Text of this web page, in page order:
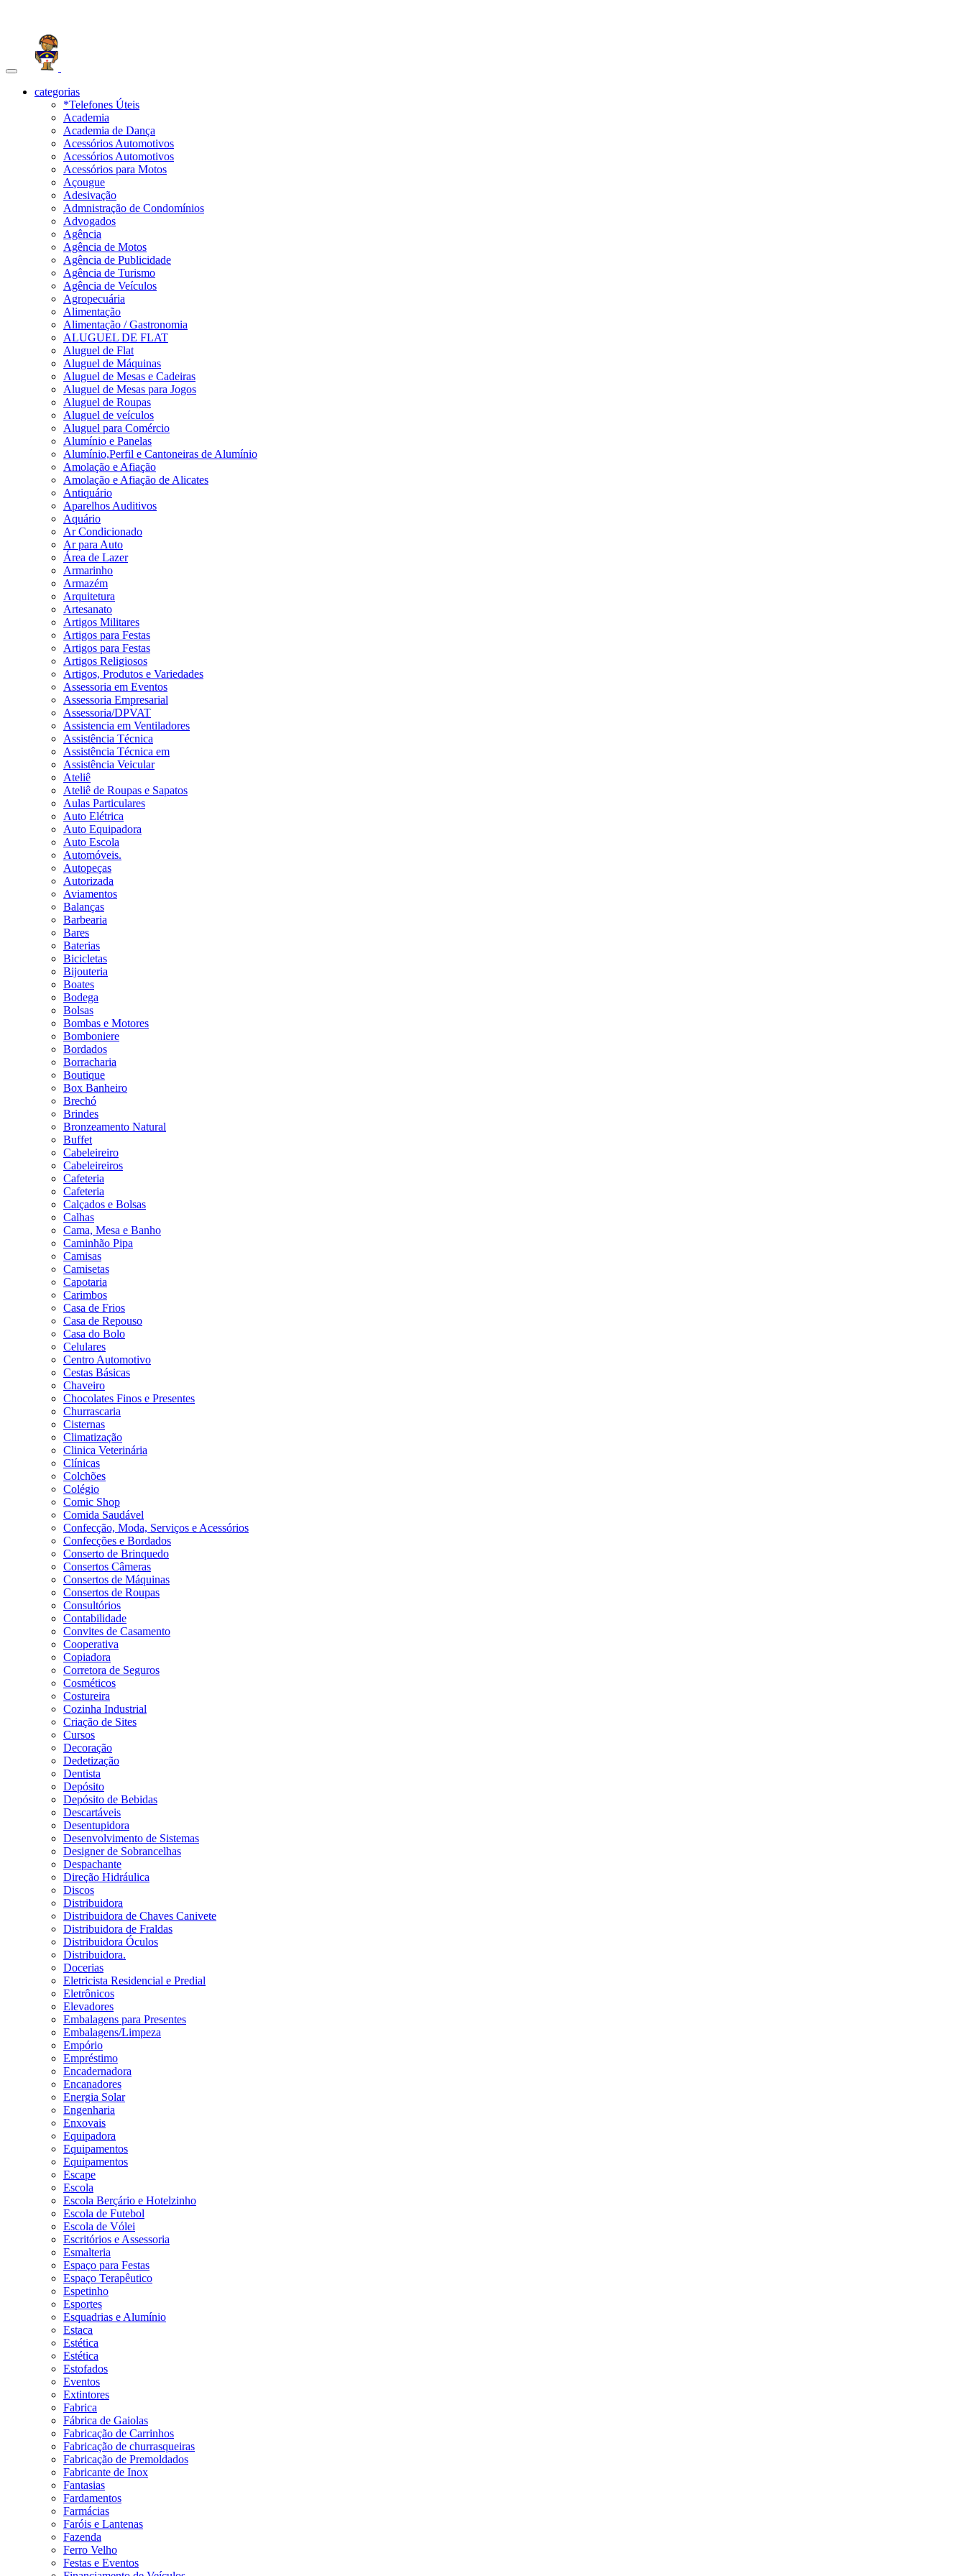
Toggle
navigationcategorias
*Telefones Úteis
Academia
Academia de Dança
Acessórios Automotivos
Acessórios Automotivos
Acessórios para Motos
Açougue
Adesivação
Admnistração de Condomínios
Advogados
Agência
Agência de Motos
Agência de Publicidade
Agência de Turismo
Agência de Veículos
Agropecuária
Alimentação
Alimentação / Gastronomia
ALUGUEL DE FLAT
Aluguel de Flat
Aluguel de Máquinas
Aluguel de Mesas e Cadeiras
Aluguel de Mesas para Jogos
Aluguel de Roupas
Aluguel de veículos
Aluguel para Comércio
Alumínio e Panelas
Alumínio,Perfil e Cantoneiras de Alumínio
Amolação e Afiação
Amolação e Afiação de Alicates
Antiquário
Aparelhos Auditivos
Aquário
Ar Condicionado
Ar para Auto
Área de Lazer
Armarinho
Armazém
Arquitetura
Artesanato
Artigos Militares
Artigos para Festas
Artigos para Festas
Artigos Religiosos
Artigos, Produtos e Variedades
Assessoria em Eventos
Assessoria Empresarial
Assessoria/DPVAT
Assistencia em Ventiladores
Assistência Técnica
Assistência Técnica em
Assistência Veicular
Ateliê
Ateliê de Roupas e Sapatos
Aulas Particulares
Auto Elétrica
Auto Equipadora
Auto Escola
Automóveis.
Autopeças
Autorizada
Aviamentos
Balanças
Barbearia
Bares
Baterias
Bicicletas
Bijouteria
Boates
Bodega
Bolsas
Bombas e Motores
Bomboniere
Bordados
Borracharia
Boutique
Box Banheiro
Brechó
Brindes
Bronzeamento Natural
Buffet
Cabeleireiro
Cabeleireiros
Cafeteria
Cafeteria
Calçados e Bolsas
Calhas
Cama, Mesa e Banho
Caminhão Pipa
Camisas
Camisetas
Capotaria
Carimbos
Casa de Frios
Casa de Repouso
Casa do Bolo
Celulares
Centro Automotivo
Cestas Básicas
Chaveiro
Chocolates Finos e Presentes
Churrascaria
Cisternas
Climatização
Clinica Veterinária
Clínicas
Colchões
Colégio
Comic Shop
Comida Saudável
Confecção, Moda, Serviços e Acessórios
Confecções e Bordados
Conserto de Brinquedo
Consertos Câmeras
Consertos de Máquinas
Consertos de Roupas
Consultórios
Contabilidade
Convites de Casamento
Cooperativa
Copiadora
Corretora de Seguros
Cosméticos
Costureira
Cozinha Industrial
Criação de Sites
Cursos
Decoração
Dedetização
Dentista
Depósito
Depósito de Bebidas
Descartáveis
Desentupidora
Desenvolvimento de Sistemas
Designer de Sobrancelhas
Despachante
Direção Hidráulica
Discos
Distribuidora
Distribuidora de Chaves Canivete
Distribuidora de Fraldas
Distribuidora Óculos
Distribuidora.
Docerias
Eletricista Residencial e Predial
Eletrônicos
Elevadores
Embalagens para Presentes
Embalagens/Limpeza
Empório
Empréstimo
Encadernadora
Encanadores
Energia Solar
Engenharia
Enxovais
Equipadora
Equipamentos
Equipamentos
Escape
Escola
Escola Berçário e Hotelzinho
Escola de Futebol
Escola de Vólei
Escritórios e Assessoria
Esmalteria
Espaço para Festas
Espaço Terapêutico
Espetinho
Esportes
Esquadrias e Alumínio
Estaca
Estética
Estética
Estofados
Eventos
Extintores
Fabrica
Fábrica de Gaiolas
Fabricação de Carrinhos
Fabricação de churrasqueiras
Fabricação de Premoldados
Fabricante de Inox
Fantasias
Fardamentos
Farmácias
Faróis e Lantenas
Fazenda
Ferro Velho
Festas e Eventos